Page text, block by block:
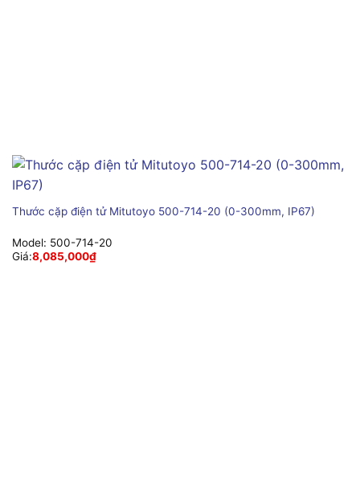
Thước cặp điện tử Mitutoyo 500-714-20 (0-300mm, IP67)
Model: 500-714-20
Giá:8,085,000₫